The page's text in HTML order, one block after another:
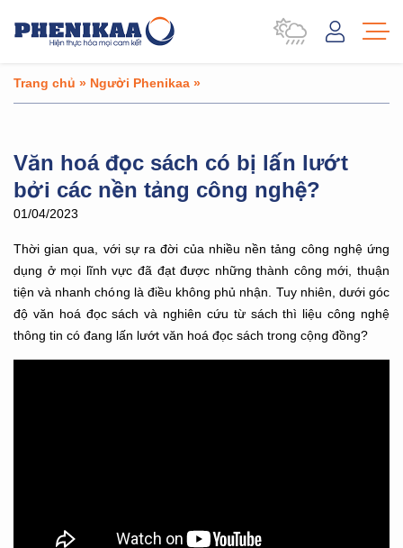
Trang chủ » Người Phenikaa »
Văn hoá đọc sách có bị lấn lướt
bởi các nền tảng công nghệ?
01/04/2023
Thời gian qua, với sự ra đời của nhiều nền tảng công nghệ ứng
dụng ở mọi lĩnh vực đã đạt được những thành công mới, thuận
tiện và nhanh chóng là điều không phủ nhận. Tuy nhiên, dưới góc
độ văn hoá đọc sách và nghiên cứu từ sách thì liệu công nghệ
thông tin có đang lấn lướt văn hoá đọc sách trong cộng đồng?